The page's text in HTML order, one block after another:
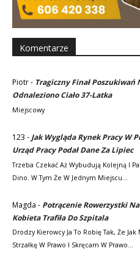
Komentarze
Piotr- Tragiczny Finał
Odnaleziono Ciało 37-Latka
Miejscowy
123 - Jak Wygląda Rynek Pracy W
Urząd Pracy Podał Dane Za Lipiec
Trzeba Czekać Aż Wybudują Kolejną I
Dino. W Tym Że W Jednym Miejscu…
Magda - Potrącenie Rowerzystki
Kobieta Trafiła Do Szpitala
Drodzy Kierowcy Ja To Robię Tak, Że
Strzałkę W Prawo I Skręcam W Prawo…